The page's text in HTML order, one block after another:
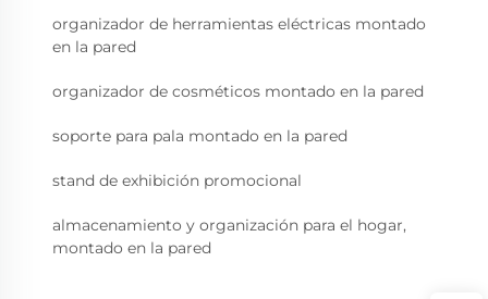
organizador de herramientas eléctricas montado
en la pared
organizador de cosméticos montado en la pared
soporte para pala montado en la pared
stand de exhibición promocional
almacenamiento y organización para el hogar,
montado en la pared